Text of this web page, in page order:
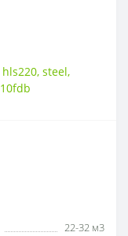
hls220, steel,
22-32 м3